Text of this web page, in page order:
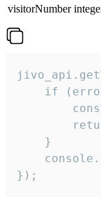
visitorNumber
if
    }
});